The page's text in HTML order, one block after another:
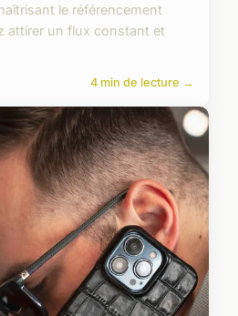
le référencement
attirer un flux constant et
4 min de lecture →